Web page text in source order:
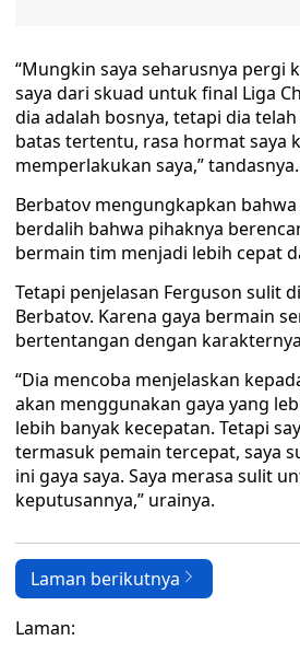
“Mungkin saya seharusnya pergi
saya dari skuad untuk final Liga
dia adalah bosnya, tetapi dia
batas tertentu, rasa hormat saya
memperlakukan saya,” tandasnya.
Berbatov mengungkapkan
berdalih bahwa pihaknya
bermain tim menjadi lebih cepat
Tetapi penjelasan Ferguson sulit
Berbatov. Karena gaya bermain
bertentangan dengan
“Dia mencoba menjelaskan
akan menggunakan gaya yang
lebih banyak kecepatan. Tetapi
termasuk pemain tercepat, saya
ini gaya saya. Saya merasa sulit
keputusannya,” urainya.
Laman berikutnya
Laman: